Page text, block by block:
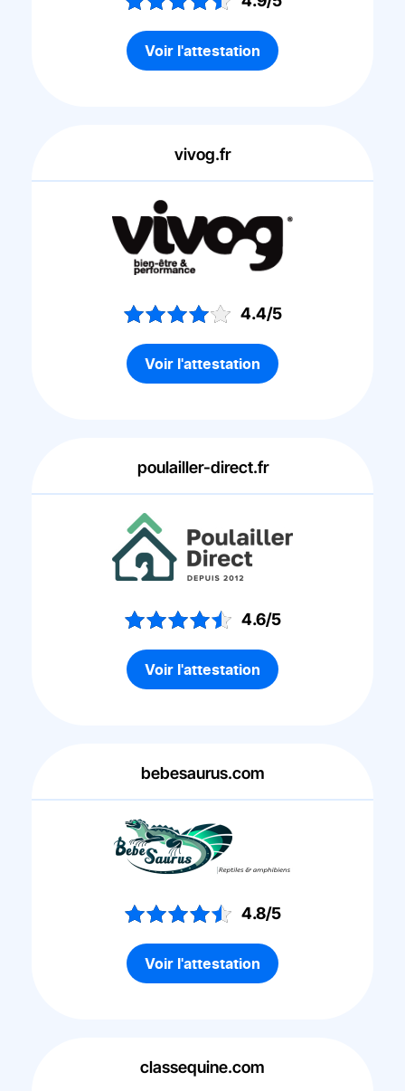
Voir l'attestation
vivog.fr
4.4/5
Voir l'attestation
poulailler-direct.fr
4.6/5
Voir l'attestation
bebesaurus.com
4.8/5
Voir l'attestation
classequine.com